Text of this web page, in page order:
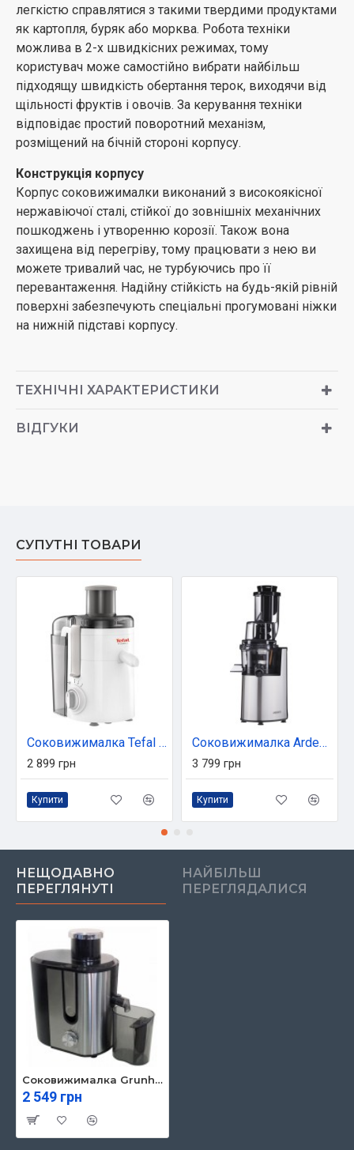
легкістю справлятися з такими твердими продуктами
як картопля, буряк або морква. Робота техніки
можлива в 2-х швидкісних режимах, тому
користувач може самостійно вибрати найбільш
підходящу швидкість обертання терок, виходячи від
щільності фруктів і овочів. За керування техніки
відповідає простий поворотний механізм,
розміщений на бічній стороні корпусу.
Конструкція корпусу
Корпус соковижималки виконаний з високоякісної
нержавіючої сталі, стійкої до зовнішніх механічних
пошкоджень і утворенню корозії. Також вона
захищена від перегріву, тому працювати з нею ви
можете тривалий час, не турбуючись про її
перевантаження. Надійну стійкість на будь-якій рівній
поверхні забезпечують спеціальні прогумовані ніжки
на нижній підставі корпусу.
ТЕХНІЧНІ ХАРАКТЕРИСТИКИ
ВІДГУКИ
СУПУТНІ ТОВАРИ
Соковижималка Tefal ZE370138
2 899 грн
Купити
Соковижималка Ardesto JEG-1330SL
3 799 грн
Купити
НЕЩОДАВНО
ПЕРЕГЛЯНУТІ
НАЙБІЛЬШ
ПЕРЕГЛЯДАЛИСЯ
Соковижималка Grunhelm GJR624
2 549 грн